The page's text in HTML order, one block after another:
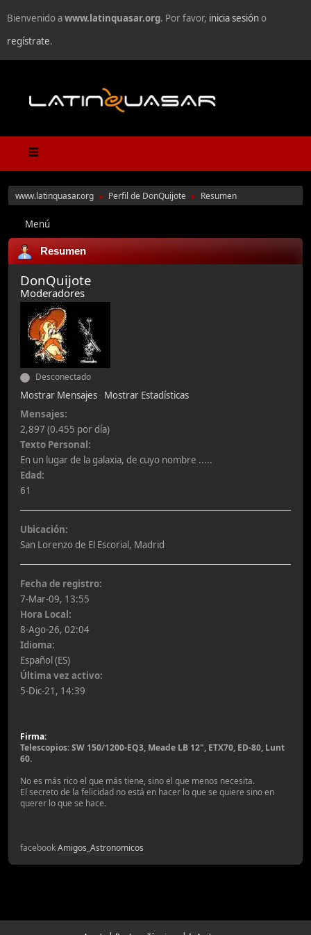
Bienvenido awww.latinquasar.org. Por favor, inicia sesióno
regístrate.
www.latinquasar.org ► Perfil de DonQuijote ► Resumen
Menú
Resumen
DonQuijote
Moderadores
Desconectado
Mostrar Mensajes
Mostrar Estadísticas
Mensajes:
2,897 (0.455 por día)
Texto Personal:
En un lugar de la galaxia, de cuyo nombre .....
Edad:
61
Ubicación:
San Lorenzo de El Escorial, Madrid
Fecha de registro:
7-Mar-09, 13:55
Hora Local:
8-Ago-26, 02:04
Idioma:
Español (ES)
Última vez activo:
5-Dic-21, 14:39
Firma:
Telescopios: SW 150/1200-EQ3, Meade LB 12", ETX70, ED-80, Lunt
60.
No es más rico el que más tiene, sino el que menos necesita.
El secreto de la felicidad no está en hacer lo que se quiere sino en
querer lo que se hace.
facebookAmigos_Astronomicos